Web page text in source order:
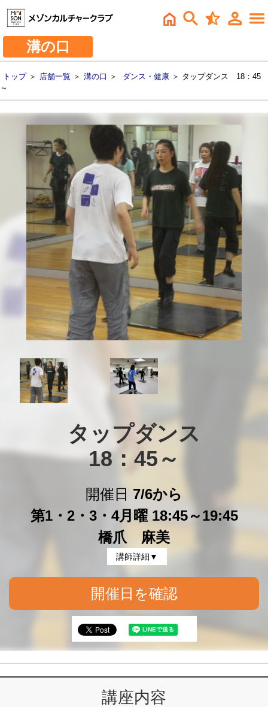
溝の口
トップ＞ 店舗一覧 ＞ 溝の口 ＞ ダンス・健康 ＞ タップダンス 18：45
～
タップダンス
18：45～
開催日 7/6から
第1・2・3・4月曜 18:45～19:45
橋爪 麻美
講師詳細▼
開催日を確認
講座内容